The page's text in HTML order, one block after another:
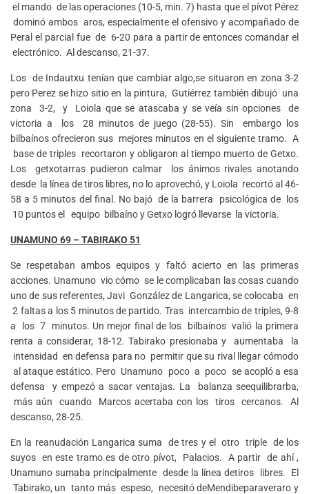
el mando de las operaciones (10-5, min. 7) hasta que el pívot Pérez
dominó ambos aros, especialmente el ofensivo y acompañado de
Peral el parcial fue de 6-20 para a partir de entonces comandar el
electrónico. Al descanso, 21-37.
Los de Indautxu tenían que cambiar algo,se situaron en zona 3-2
pero Perez se hizo sitio en la pintura, Gutiérrez también dibujó una
zona 3-2, y Loiola que se atascaba y se veía sin opciones de
victoria a los 28 minutos de juego (28-55). Sin embargo los
bilbaínos ofrecieron sus mejores minutos en el siguiente tramo. A
base de triples recortaron y obligaron al tiempo muerto de Getxo.
Los getxotarras pudieron calmar los ánimos rivales anotando
desde la línea de tiros libres, no lo aprovechó, y Loiola recortó al 46-
58 a 5 minutos del final. No bajó de la barrera psicológica de los
10 puntos el equipo bilbaíno y Getxo logró llevarse la victoria.
UNAMUNO 69 – TABIRAKO 51
Se respetaban ambos equipos y faltó acierto en las primeras
acciones. Unamuno vio cómo se le complicaban las cosas cuando
uno de sus referentes, Javi González de Langarica, se colocaba en
2 faltas a los 5 minutos de partido. Tras intercambio de triples, 9-8
a los 7 minutos. Un mejor final de los bilbaínos valió la primera
renta a considerar, 18-12. Tabirako presionaba y aumentaba la
intensidad en defensa para no permitir que su rival llegar cómodo
al ataque estático. Pero Unamuno poco a poco se acopló a esa
defensa y empezó a sacar ventajas. La balanza seequilibrarba,
más aún cuando Marcos acertaba con los tiros cercanos. Al
descanso, 28-25.
En la reanudación Langarica suma de tres y el otro triple de los
suyos en este tramo es de otro pívot, Palacios. A partir de ahí ,
Unamuno sumaba principalmente desde la línea detiros libres. El
Tabirako, un tanto más espeso, necesitó deMendibeparaveraro y